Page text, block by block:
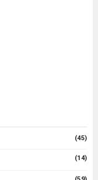
(45)
(14)